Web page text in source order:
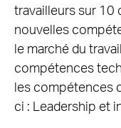
travailleurs sur 10
nouvelles
le marché du
compétences
les compétences
ci : Leadership et